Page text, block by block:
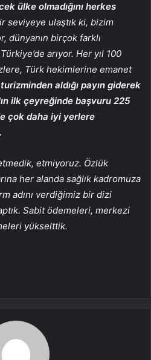
ülke olmadığını herkes
seviyeye ulaştık ki, bizim
dünyanın birçok farklı
arıyor. Her yıl 100
Türk hekimlerine emanet
aldığı payın giderek
ilk çeyreğinde başvuru 225
çok daha iyi yerlere
etmiyoruz. Özlük
her alanda sağlık kadromuza
adını verdiğimiz bir dizi
Sabit ödemeleri, merkezi
yükselttik.